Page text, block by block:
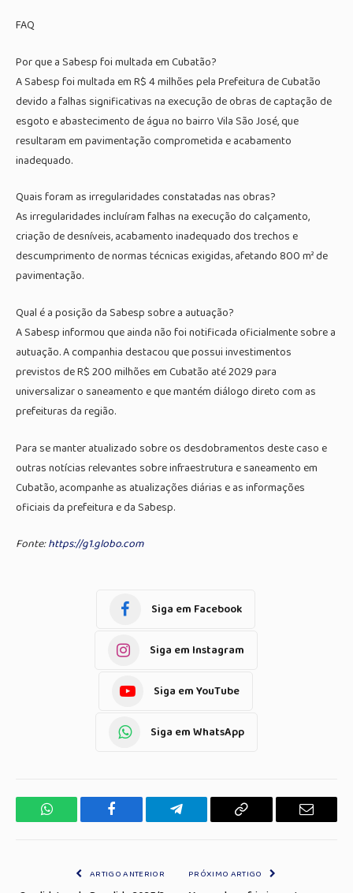
FAQ
Por que a Sabesp foi multada em Cubatão?
A Sabesp foi multada em R$ 4 milhões pela Prefeitura de Cubatão
devido a falhas significativas na execução de obras de captação de
esgoto e abastecimento de água no bairro Vila São José, que
resultaram em pavimentação comprometida e acabamento
inadequado.
Quais foram as irregularidades constatadas nas obras?
As irregularidades incluíram falhas na execução do calçamento,
criação de desníveis, acabamento inadequado dos trechos e
descumprimento de normas técnicas exigidas, afetando 800 m² de
pavimentação.
Qual é a posição da Sabesp sobre a autuação?
A Sabesp informou que ainda não foi notificada oficialmente sobre a
autuação. A companhia destacou que possui investimentos
previstos de R$ 200 milhões em Cubatão até 2029 para
universalizar o saneamento e que mantém diálogo direto com as
prefeituras da região.
Para se manter atualizado sobre os desdobramentos deste caso e
outras notícias relevantes sobre infraestrutura e saneamento em
Cubatão, acompanhe as atualizações diárias e as informações
oficiais da prefeitura e da Sabesp.
Fonte:https://g1.globo.com
Siga em Facebook
Siga em Instagram
Siga em YouTube
Siga em WhatsApp
WhatsApp Facebook Telegrama Copiar
E-
ARTIGO ANTERIOR
PRÓXIMO ARTIGO